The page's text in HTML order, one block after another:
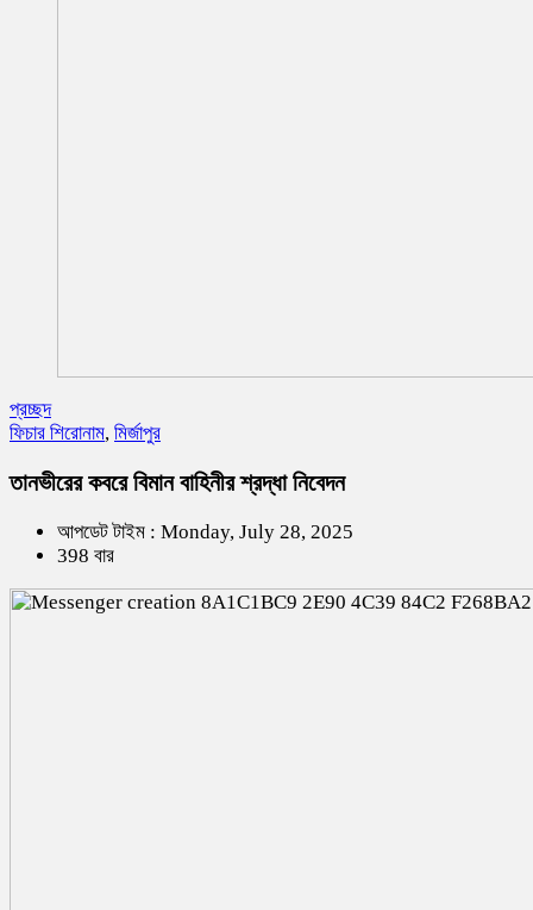
প্রচ্ছদ
ফিচার শিরোনাম, মির্জাপুর
তানভীরের কবরে বিমান বাহিনীর শ্রদ্ধা নিবেদন
আপডেট টাইম : Monday, July 28, 2025
398 বার